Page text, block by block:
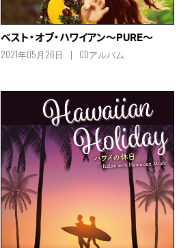
ベスト・オブ・ハワイアン～PURE～
2021年05月26日 CDアルバム